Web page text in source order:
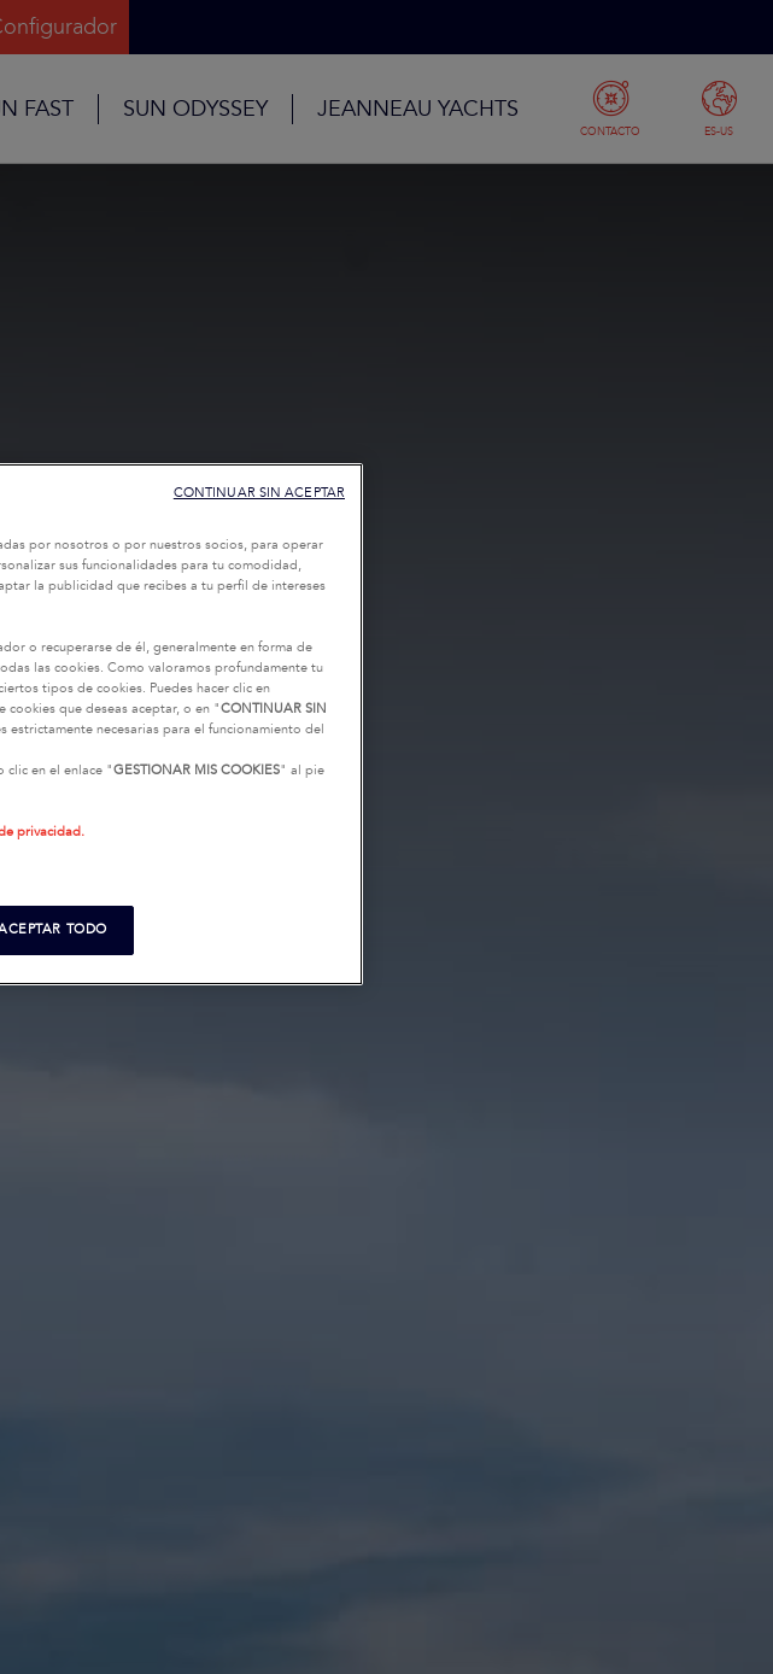
FAST SUN ODYSSEY JEANNEAU YACHTS
CONTACTO ES-US
por nosotros o por nuestros socios, para operar
sus funcionalidades para tu comodidad,
la publicidad que recibes a tu perfil de intereses
o recuperarse de él, generalmente en forma de
las cookies. Como valoramos profundamente tu
tipos de cookies. Puedes hacer clic en
cookies que deseas aceptar, o en "CONTINUAR SIN
estrictamente necesarias para el funcionamiento del
clic en el enlace "GESTIONAR MIS COOKIES" al pie
privacidad.
TODO
CONTINUAR SIN ACEPTAR